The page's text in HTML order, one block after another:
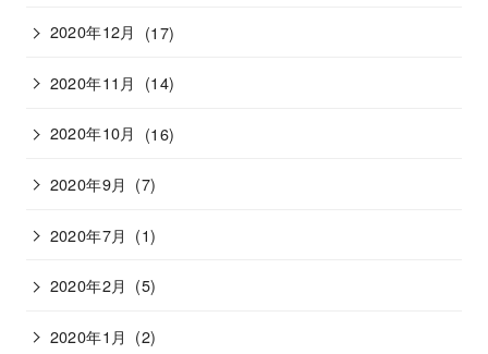
2020年12月 (17)
2020年11月 (14)
2020年10月 (16)
2020年9月 (7)
2020年7月 (1)
2020年2月 (5)
2020年1月 (2)